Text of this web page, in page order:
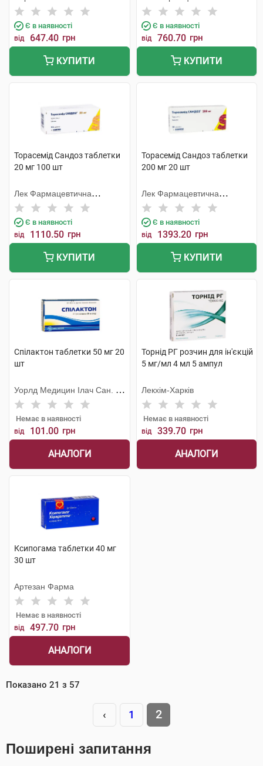
Є в наявності
від 647.40 грн
КУПИТИ
компанія
Є в наявності
від 760.70 грн
КУПИТИ
Торасемід Сандоз таблетки
20 мг 100 шт
Лек Фармацевтична
компанія
Є в наявності
від 1110.50 грн
КУПИТИ
Торасемід Сандоз таблетки
200 мг 20 шт
Лек Фармацевтична
компанія
Є в наявності
від 1393.20 грн
КУПИТИ
Спілактон таблетки 50 мг 20
шт
Уорлд Медицин Ілач Сан. Ве
Тідж
Немає в наявності
від 101.00 грн
АНАЛОГИ
Торнід РГ розчин для ін'єкцій
5 мг/мл 4 мл 5 ампул
Лекхім-Харків
Немає в наявності
від 339.70 грн
АНАЛОГИ
Ксипогама таблетки 40 мг
30 шт
Артезан Фарма
Немає в наявності
від 497.70 грн
АНАЛОГИ
Показано 21 з 57
‹ 1 2
Поширені запитання